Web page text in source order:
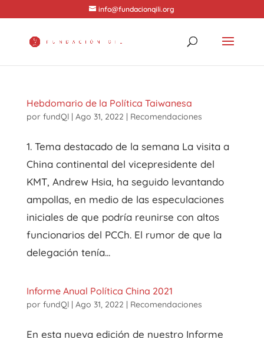
info@fundacionqili.org
Hebdomario de la Política Taiwanesa
por fundQl| Ago 31, 2022 | Recomendaciones
1. Tema destacado de la semana La visita a
China continental del vicepresidente del
KMT, Andrew Hsia, ha seguido levantando
ampollas, en medio de las especulaciones
iniciales de que podría reunirse con altos
funcionarios del PCCh. El rumor de que la
delegación tenía...
Informe Anual Política China 2021
por fundQl| Ago 31, 2022 | Recomendaciones
En esta nueva edición de nuestro Informe